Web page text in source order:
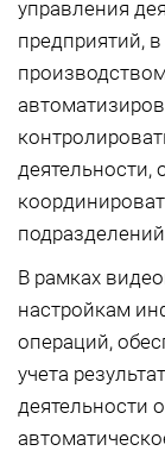
управления
предприятий,
деятельности,
В рамках
настройкам
операций,
учета
деятельности